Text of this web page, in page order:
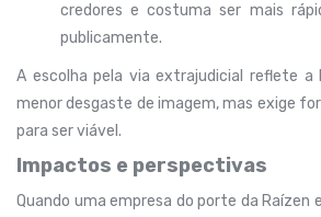
credores e costuma ser mais
publicamente.
A escolha pela via extrajudicial reflete a
menor desgaste de imagem, mas exige
para ser viável.
Impactos e perspectivas
Quando uma empresa do porte da Raízen